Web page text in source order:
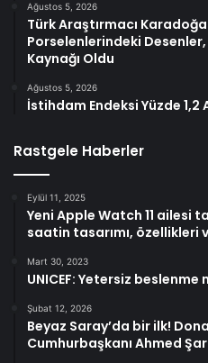
Ağustos 5, 2026
Türk Araştırmacı
Porselenlerindeki
Kaynağı Oldu
Ağustos 5, 2026
İstihdam Endeksi Yüzde 1,2
Rastgele Haberler
Eylül 11, 2025
Yeni Apple Watch 11 ailesi
saatin tasarımı, özellikleri
Mart 30, 2023
UNICEF: Yetersiz
Şubat 12, 2026
Beyaz Saray’da bir ilk!
Cumhurbaşkanı Ahmed